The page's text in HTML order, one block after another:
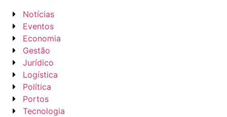
Notícias
Eventos
Economia
Gestão
Jurídico
Logística
Política
Portos
Tecnologia